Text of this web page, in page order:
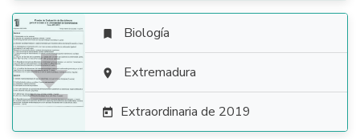

 Biología
 Extremadura
 Extraordinaria de 2019